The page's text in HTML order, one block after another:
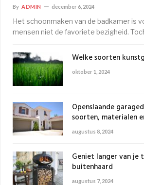
By ADMIN december 6, 2024
Het schoonmaken van de badkamer is
mensen niet de favoriete bezigheid.
Welke soorten
oktober 1, 2024
Openslaande
soorten, materialen
augustus 8, 2024
Geniet langer van je
buitenhaard
augustus 7, 2024